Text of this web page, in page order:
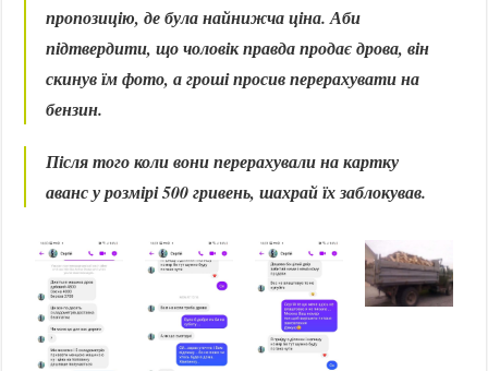
пропозицію, де була найнижча ціна. Аби
підтвердити, що чоловік правда продає дрова, він
скинув їм фото, а гроші просив перерахувати на
бензин.
Після того коли вони перерахували на картку
аванс у розмірі 500 гривень, шахрай їх заблокував.